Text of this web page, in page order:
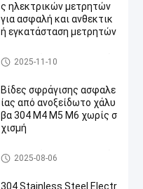
ς ηλεκτρικών μετρητών
για ασφαλή και ανθεκτικ
ή εγκατάσταση μετρητών
Ηλεκτρικές βίδες μετρητών
2025-11-10
Βίδες σφράγισης ασφαλε
ίας από ανοξείδωτο χάλυ
βα 304 M4 M5 M6 χωρίς σ
χισμή
Ηλεκτρικές βίδες μετρητών
2025-08-06
304 Stainless Steel Electr